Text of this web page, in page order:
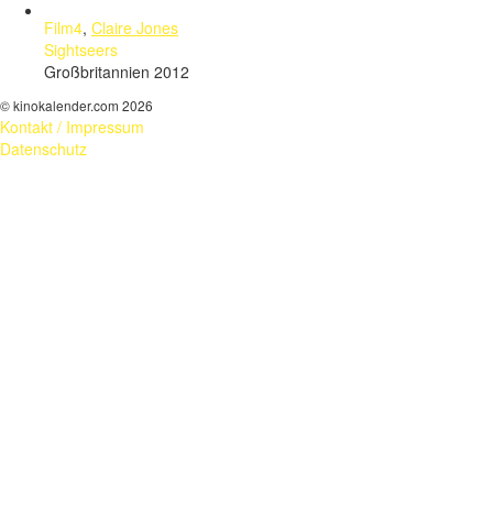
Film4, Claire Jones
Sightseers
Großbritannien 2012
© kinokalender.com 2026
Kontakt / Impressum
Datenschutz